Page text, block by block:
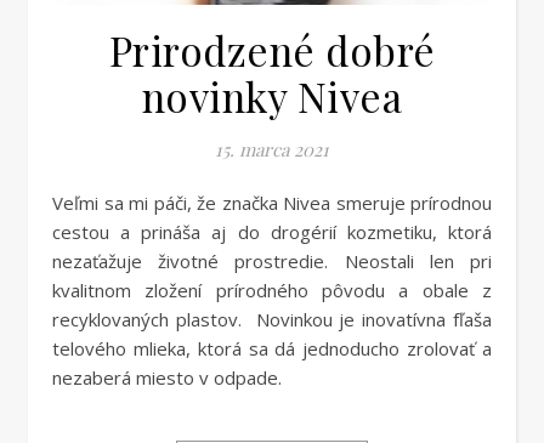
Prirodzené dobré
novinky Nivea
15. marca 2021
Veľmi sa mi páči, že značka Nivea smeruje prírodnou
cestou a prináša aj do drogérií kozmetiku, ktorá
nezaťažuje životné prostredie. Neostali len pri
kvalitnom zložení prírodného pôvodu a obale z
recyklovaných plastov. Novinkou je inovatívna fľaša
telového mlieka, ktorá sa dá jednoducho zrolovať a
nezaberá miesto v odpade.